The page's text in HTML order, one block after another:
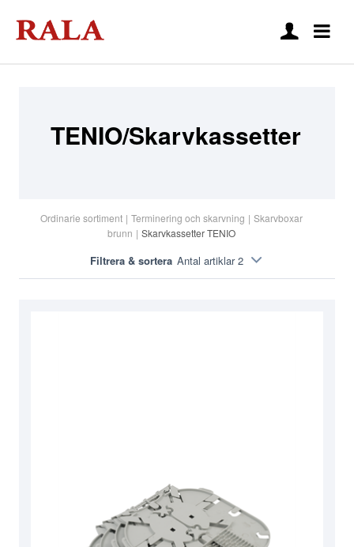
TENIO/Skarvkassetter
Ordinarie sortiment | Terminering och skarvning | Skarvboxar
brunn | Skarvkassetter TENIO
Filtrera & sortera Antal artiklar 2